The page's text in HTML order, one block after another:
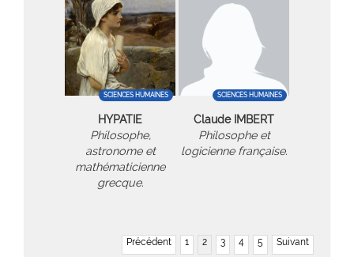
SCIENCES HUMAINES
HYPATIE
Philosophe,
astronome et
mathématicienne
grecque.
SCIENCES HUMAINES
Claude IMBERT
Philosophe et
logicienne française.
Précédent 1 2 3 4 5 Suivant